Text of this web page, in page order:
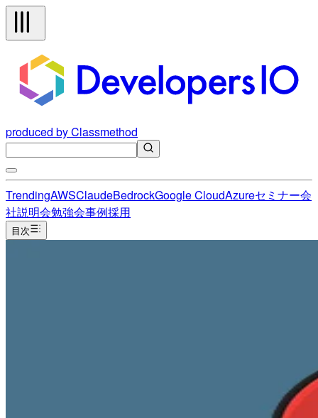
produced by Classmethod
TrendingAWSClaudeBedrockGoogle CloudAzureセミナー会
社説明会勉強会事例採用
目次